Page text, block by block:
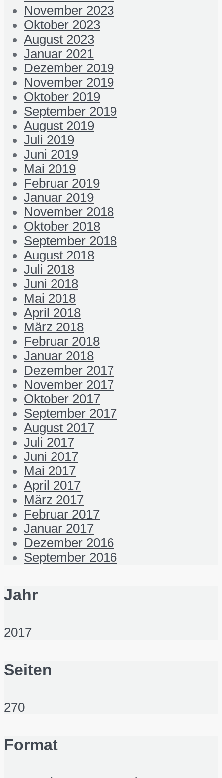
November 2023
Oktober 2023
August 2023
Januar 2021
Dezember 2019
November 2019
Oktober 2019
September 2019
August 2019
Juli 2019
Juni 2019
Mai 2019
Februar 2019
Januar 2019
November 2018
Oktober 2018
September 2018
August 2018
Juli 2018
Juni 2018
Mai 2018
April 2018
März 2018
Februar 2018
Januar 2018
Dezember 2017
November 2017
Oktober 2017
September 2017
August 2017
Juli 2017
Juni 2017
Mai 2017
April 2017
März 2017
Februar 2017
Januar 2017
Dezember 2016
September 2016
Jahr
2017
Seiten
270
Format